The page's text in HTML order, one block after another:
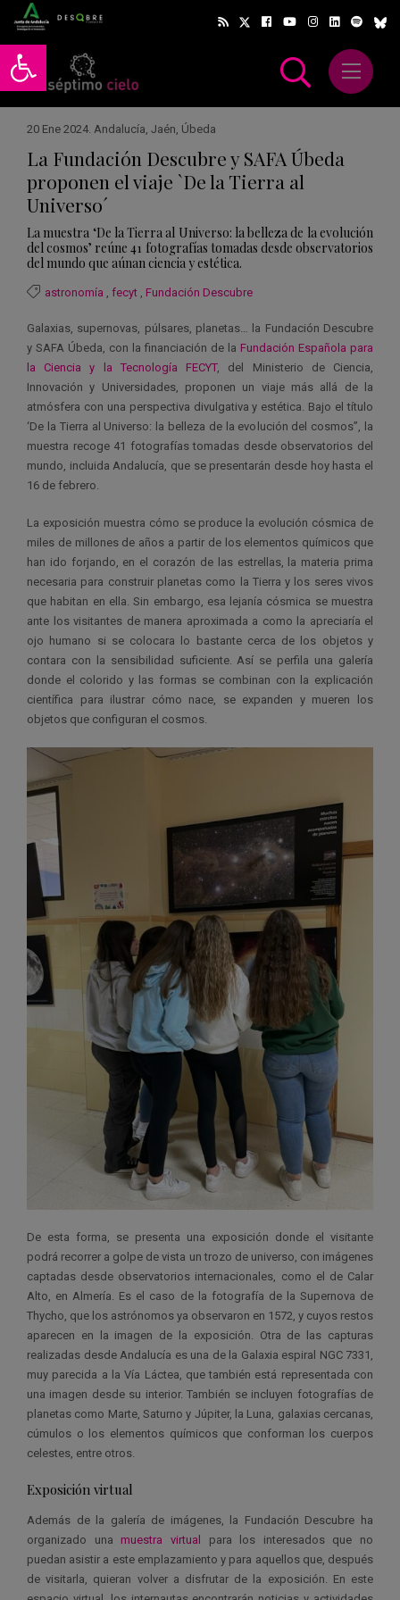
Abrir barra de herramientas
Abrir
20 Ene 2024. Andalucía, Jaén, Úbeda
La Fundación Descubre y SAFA Úbeda
proponen el viaje `De la Tierra al
Universo´
La muestra ‘De la Tierra al Universo: la belleza de la evolución
del cosmos’ reúne 41 fotografías tomadas desde observatorios
del mundo que aúnan ciencia y estética.
astronomía , fecyt , Fundación Descubre
Galaxias, supernovas, púlsares, planetas… la Fundación Descubre
y SAFA Úbeda, con la financiación de la Fundación Española para
la Ciencia y la Tecnología FECYT, del Ministerio de Ciencia,
Innovación y Universidades, proponen un viaje más allá de la
atmósfera con una perspectiva divulgativa y estética. Bajo el título
‘De la Tierra al Universo: la belleza de la evolución del cosmos”, la
muestra recoge 41 fotografías tomadas desde observatorios del
mundo, incluida Andalucía, que se presentarán desde hoy hasta el
16 de febrero.
La exposición muestra cómo se produce la evolución cósmica de
miles de millones de años a partir de los elementos químicos que
han ido forjando, en el corazón de las estrellas, la materia prima
necesaria para construir planetas como la Tierra y los seres vivos
que habitan en ella. Sin embargo, esa lejanía cósmica se muestra
ante los visitantes de manera aproximada a como la apreciaría el
ojo humano si se colocara lo bastante cerca de los objetos y
contara con la sensibilidad suficiente. Así se perfila una galería
donde el colorido y las formas se combinan con la explicación
científica para ilustrar cómo nace, se expanden y mueren los
objetos que configuran el cosmos.
De esta forma, se presenta una exposición donde el visitante
podrá recorrer a golpe de vista un trozo de universo, con imágenes
captadas desde observatorios internacionales, como el de Calar
Alto, en Almería. Es el caso de la fotografía de la Supernova de
Thycho, que los astrónomos ya observaron en 1572, y cuyos restos
aparecen en la imagen de la exposición. Otra de las capturas
realizadas desde Andalucía es una de la Galaxia espiral NGC 7331,
muy parecida a la Vía Láctea, que también está representada con
una imagen desde su interior. También se incluyen fotografías de
planetas como Marte, Saturno y Júpiter, la Luna, galaxias cercanas,
cúmulos o los elementos químicos que conforman los cuerpos
celestes, entre otros.
Exposición virtual
Además de la galería de imágenes, la Fundación Descubre ha
organizado una muestra virtual
para los interesados que no
puedan asistir a este emplazamiento y para aquellos que, después
de visitarla, quieran volver a disfrutar de la exposición. En este